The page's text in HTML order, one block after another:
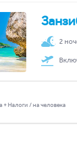
2
+ Налоги / на человека